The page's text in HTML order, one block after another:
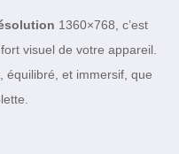
1360×768, c’est
visuel de votre appareil.
équilibré, et immersif, que